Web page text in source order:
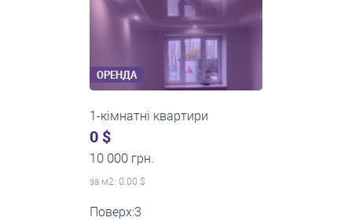
ОРЕНДА
1-кімнатні квартири
0 $
11 200 грн.
за м2: 0.00 $
Поверх:1